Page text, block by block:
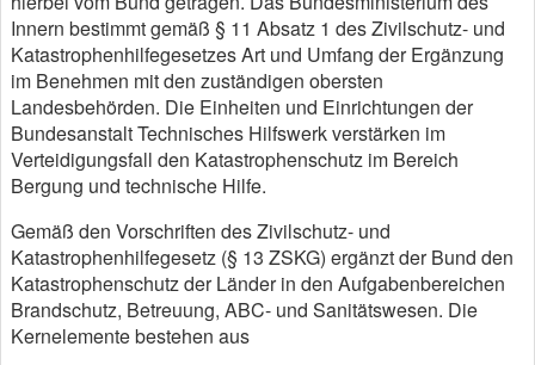
Innern bestimmt gemäß § 11 Absatz 1 des Zivilschutz- und
Katastrophenhilfegesetzes Art und Umfang der Ergänzung
im Benehmen mit den zuständigen obersten
Landesbehörden. Die Einheiten und Einrichtungen der
Bundesanstalt Technisches Hilfswerk verstärken im
Verteidigungsfall den Katastrophenschutz im Bereich
Bergung und technische Hilfe.
Gemäß den Vorschriften des Zivilschutz- und
Katastrophenhilfegesetz (§ 13 ZSKG) ergänzt der Bund den
Katastrophenschutz der Länder in den Aufgabenbereichen
Brandschutz, Betreuung, ABC- und Sanitätswesen. Die
Kernelemente bestehen aus